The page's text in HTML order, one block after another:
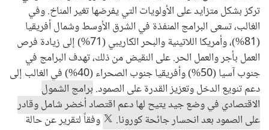
تركز بشكل متزايد على الأولويات التي يفرضها تغير المناخ. وفي
الغالب، تسعى البرامج المنفذة في الشرق الأوسط وشمال أفريقيا
(81%)، وأمريكا اللاتينية والبحر الكاريبي (71%) إلى زيادة فرص
العمل بأجر والعمل الحر. على النقيض من ذلك، تهدف البرامج في
جنوب آسيا (50%) وأفريقيا جنوب الصحراء (40%) في الغالب إلى
دعم تنويع الدخل وتعزيز القدرة على الصمود. برامج الشمول
الاقتصادي في وضع جيد يتيح لها دعم اقتصاد أخضر شامل وقادر
على الصمود بعد انحسار جائحة كورونا.
وفقاً لتقرير عن حالة